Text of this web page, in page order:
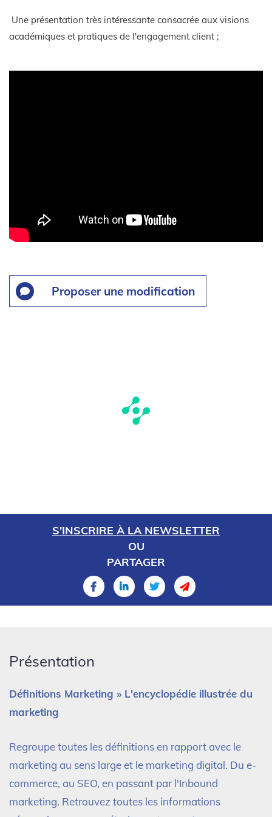
Une présentation très intéressante consacrée aux visions
académiques et pratiques de l'engagement client ;
Proposer une modification
S'INSCRIRE À LA NEWSLETTER
OU
PARTAGER
Présentation
Définitions Marketing » L'encyclopédie illustrée du
marketing
Regroupe toutes les définitions en rapport avec le
marketing au sens large et le marketing digital. Du e-
commerce, au SEO, en passant par l'Inbound
marketing. Retrouvez toutes les informations